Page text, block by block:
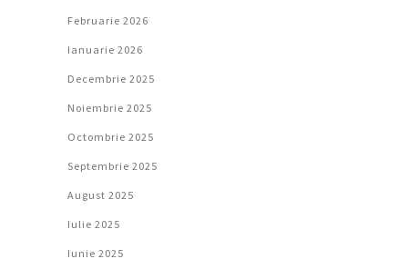
Februarie 2026
Ianuarie 2026
Decembrie 2025
Noiembrie 2025
Octombrie 2025
Septembrie 2025
August 2025
Iulie 2025
Iunie 2025